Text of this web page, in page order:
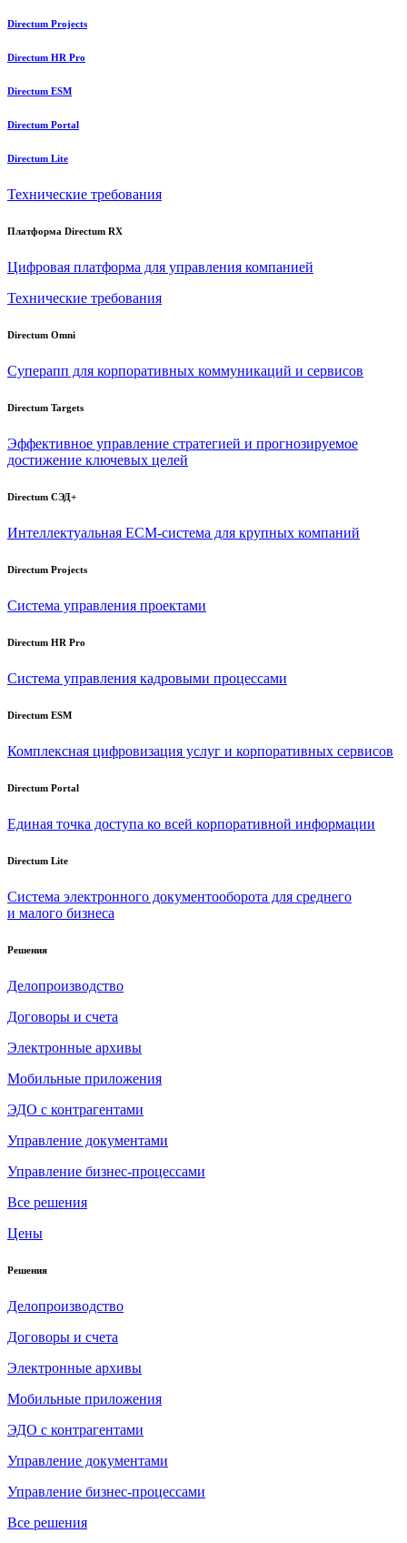
Directum Projects
Directum HR Pro
Directum ESM
Directum Portal
Directum Lite
Технические требования
Платформа Directum RX
Цифровая платформа для управления компанией
Технические требования
Directum Omni
Суперапп для корпоративных коммуникаций и сервисов
Directum Targets
Эффективное управление стратегией и прогнозируемое
достижение ключевых целей
Directum СЭД+
Интеллектуальная ECM-система для крупных компаний
Directum Projects
Система управления проектами
Directum HR Pro
Система управления кадровыми процессами
Directum ESM
Комплексная цифровизация услуг и корпоративных сервисов
Directum Portal
Единая точка доступа ко всей корпоративной информации
Directum Lite
Система электронного документооборота для среднего
и малого бизнеса
Решения
Делопроизводство
Договоры и счета
Электронные архивы
Мобильные приложения
ЭДО с контрагентами
Управление документами
Управление бизнес-процессами
Все решения
Цены
Решения
Делопроизводство
Договоры и счета
Электронные архивы
Мобильные приложения
ЭДО с контрагентами
Управление документами
Управление бизнес-процессами
Все решения